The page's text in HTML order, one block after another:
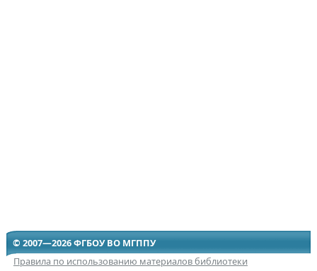
© 2007—2026 ФГБОУ ВО МГППУ
Правила по использованию материалов библиотеки